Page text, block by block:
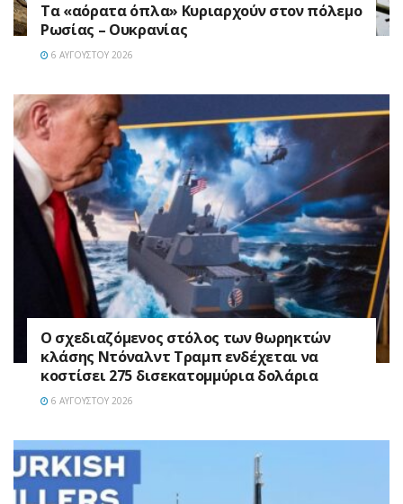
Τα «αόρατα όπλα» Κυριαρχούν στον πόλεμο
Ρωσίας – Ουκρανίας
6 ΑΥΓΟΎΣΤΟΥ 2026
Ο σχεδιαζόμενος στόλος των θωρηκτών
κλάσης Ντόναλντ Τραμπ ενδέχεται να
κοστίσει 275 δισεκατομμύρια δολάρια
6 ΑΥΓΟΎΣΤΟΥ 2026